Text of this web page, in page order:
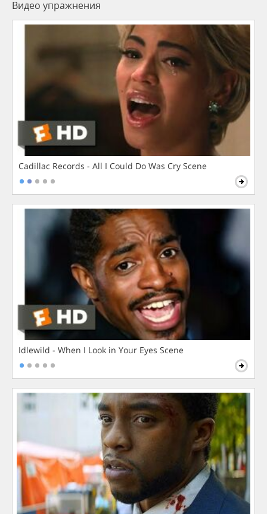
Видео упражнения
Cadillac Records - All I Could Do Was Cry Scene
Idlewild - When I Look in Your Eyes Scene